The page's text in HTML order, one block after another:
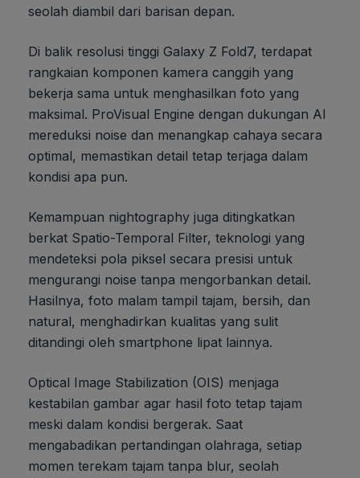
seolah diambil dari barisan depan.
Di balik resolusi tinggi Galaxy Z Fold7, terdapat
rangkaian komponen kamera canggih yang
bekerja sama untuk menghasilkan foto yang
maksimal. ProVisual Engine dengan dukungan AI
mereduksi noise dan menangkap cahaya secara
optimal, memastikan detail tetap terjaga dalam
kondisi apa pun.
Kemampuan nightography juga ditingkatkan
berkat Spatio-Temporal Filter, teknologi yang
mendeteksi pola piksel secara presisi untuk
mengurangi noise tanpa mengorbankan detail.
Hasilnya, foto malam tampil tajam, bersih, dan
natural, menghadirkan kualitas yang sulit
ditandingi oleh smartphone lipat lainnya.
Optical Image Stabilization (OIS) menjaga
kestabilan gambar agar hasil foto tetap tajam
meski dalam kondisi bergerak. Saat
mengabadikan pertandingan olahraga, setiap
momen terekam tajam tanpa blur, seolah